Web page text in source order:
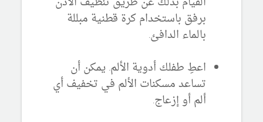
برفق باستخدام كرة قطنية مبللة
بالماء الدافئ.
اعطِ طفلك أدوية الألم. يمكن أن
تساعد مسكنات الألم في تخفيف أي
ألم أو إزعاج.